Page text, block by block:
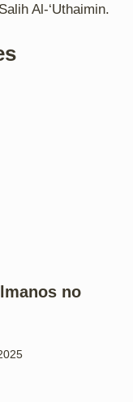
Al-‘Uthaimin.
no